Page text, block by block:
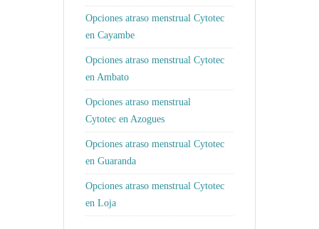
Opciones atraso menstrual Cytotec
en Cayambe
Opciones atraso menstrual Cytotec
en Ambato
Opciones atraso menstrual
Cytotec en Azogues
Opciones atraso menstrual Cytotec
en Guaranda
Opciones atraso menstrual Cytotec
en Loja